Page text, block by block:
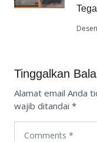
Tinggalkan
Alamat email Anda
wajib ditandai *